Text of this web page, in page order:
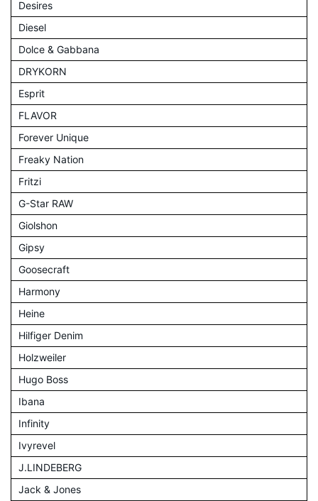
Desires
Diesel
Dolce & Gabbana
DRYKORN
Esprit
FLAVOR
Forever Unique
Freaky Nation
Fritzi
G-Star RAW
Giolshon
Gipsy
Goosecraft
Harmony
Heine
Hilfiger Denim
Holzweiler
Hugo Boss
Ibana
Infinity
Ivyrevel
J.LINDEBERG
Jack & Jones